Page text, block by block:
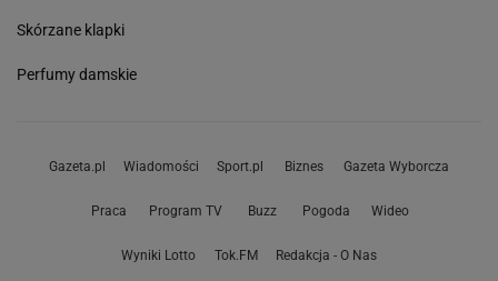
Skórzane klapki
Perfumy damskie
Gazeta.pl Wiadomości Sport.pl Biznes Gazeta Wyborcza
Praca Program TV Buzz Pogoda Wideo
Wyniki Lotto Tok.FM Redakcja - O Nas